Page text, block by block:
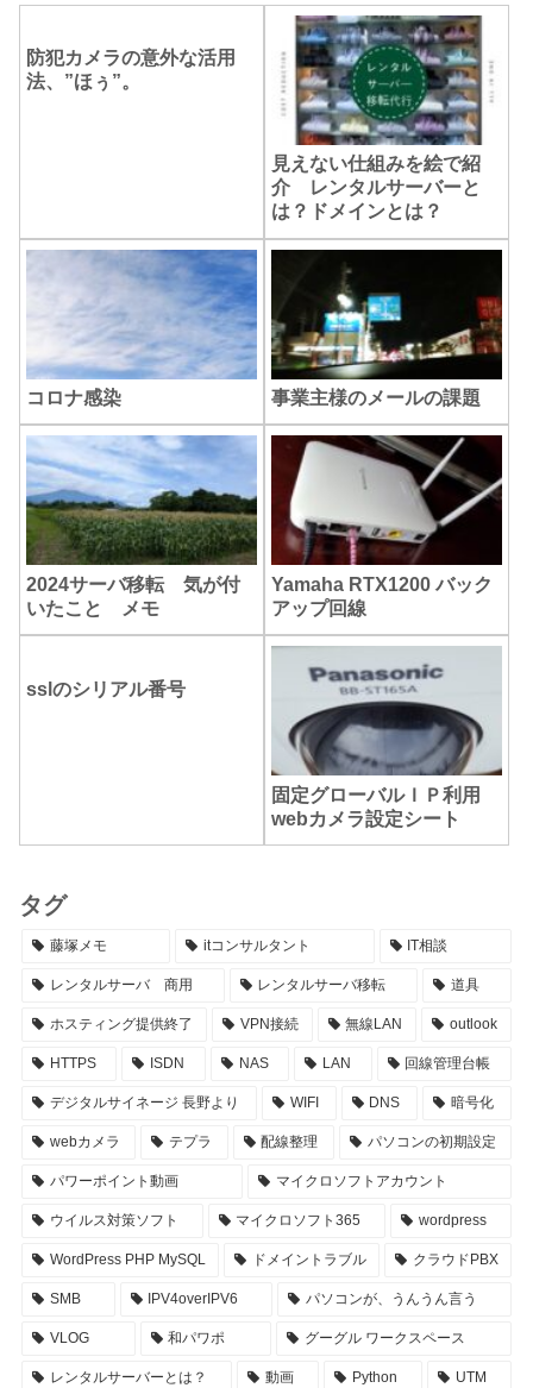
防犯カメラの意外な活用
法、”ほぅ”。
見えない仕組みを絵で紹
介 レンタルサーバーと
は？ドメインとは？
コロナ感染 事業主様のメールの課題
2024サーバ移転 気が付
いたこと メモ
Yamaha RTX1200 バック
アップ回線
sslのシリアル番号
固定グローバルＩＰ利用
webカメラ設定シート
タグ
藤塚メモ itコンサルタント IT相談
レンタルサーバ 商用 レンタルサーバ移転 道具
ホスティング提供終了 VPN接続 無線LAN outlook
HTTPS ISDN NAS LAN 回線管理台帳
デジタルサイネージ 長野より WIFI DNS 暗号化
webカメラ テプラ 配線整理 パソコンの初期設定
パワーポイント動画 マイクロソフトアカウント
ウイルス対策ソフト マイクロソフト365 wordpress
WordPress PHP MySQL ドメイントラブル クラウドPBX
SMB IPV4overIPV6 パソコンが、うんうん言う
VLOG 和パワポ グーグル ワークスペース
レンタルサーバーとは？ 動画 Python UTM